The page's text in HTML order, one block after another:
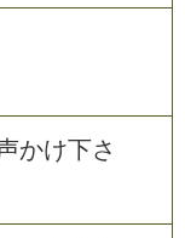
かけ下さ